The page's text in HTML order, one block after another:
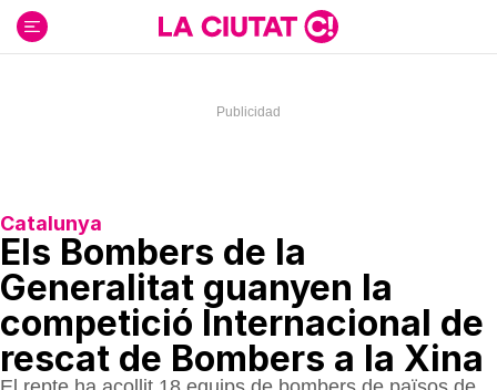
contenido
Catalunya
Els Bombers de la
Generalitat guanyen la
competició Internacional de
rescat de Bombers a la Xina